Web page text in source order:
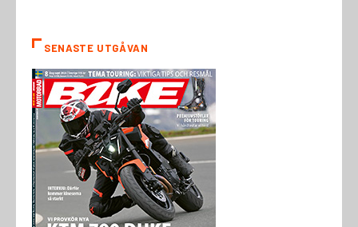
SENASTE UTGÅVAN